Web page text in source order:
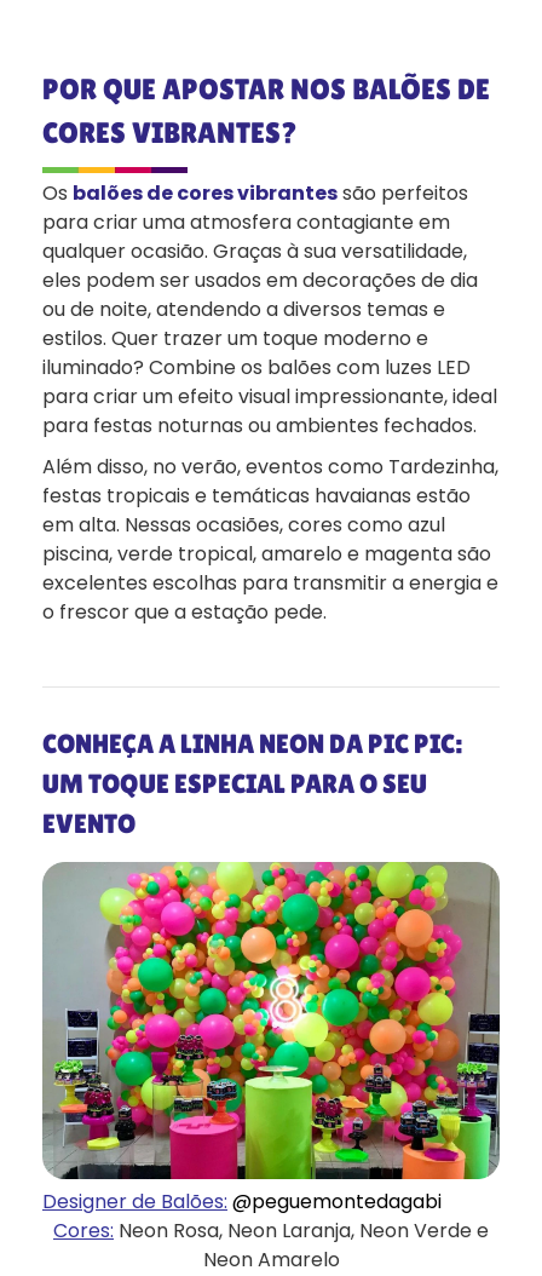
POR QUE APOSTAR NOS BALÕES DE
CORES VIBRANTES?
Os balões de cores vibrantessão perfeitos
para criar uma atmosfera contagiante em
qualquer ocasião. Graças à sua versatilidade,
eles podem ser usados em decorações de dia
ou de noite, atendendo a diversos temas e
estilos. Quer trazer um toque moderno e
iluminado? Combine os balões com luzes LED
para criar um efeito visual impressionante, ideal
para festas noturnas ou ambientes fechados.
Além disso, no verão, eventos como Tardezinha,
festas tropicais e temáticas havaianas estão
em alta. Nessas ocasiões, cores como azul
piscina, verde tropical, amarelo e magenta são
excelentes escolhas para transmitir a energia e
o frescor que a estação pede.
CONHEÇA A LINHA NEON DA PIC PIC:
UM TOQUE ESPECIAL PARA O SEU
EVENTO
Designer de Balões: @peguemontedagabi
Cores: Neon Rosa, Neon Laranja, Neon Verde e
Neon Amarelo